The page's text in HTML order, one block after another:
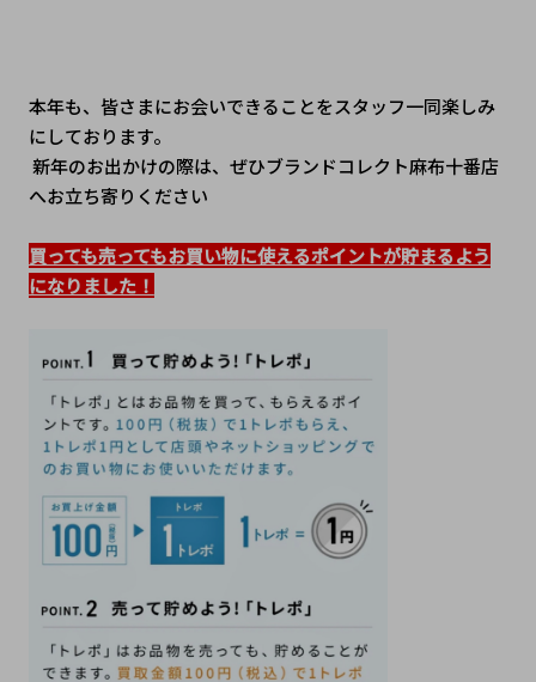
本年も、皆さまにお会いできることをスタッフ一同楽しみ
にしております。
へお立ち寄りください
買っても売ってもお買い物に使えるポイントが貯まるよう
になりました！